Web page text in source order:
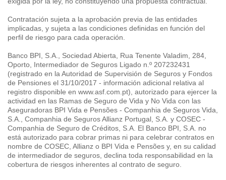
Contratación sujeta a la aprobación previa de las entidades
implicadas, y sujeta a las condiciones definidas en función del
perfil de riesgo para cada operación.
Banco BPI, S.A., Sociedad Abierta, Rua Tenente Valadim, 284,
Oporto, Intermediador de Seguros Ligado n.º 207232431
(registrado en la Autoridad de Supervisión de Seguros y Fondos
de Pensiones el 31/10/2017 - información adicional relativa al
registro disponible en www.asf.com.pt), autorizado para ejercer la
actividad en las Ramas de Seguro de Vida y No Vida con las
Aseguradoras BPI Vida e Pensões - Companhia de Seguros Vida,
S.A., Companhia de Seguros Allianz Portugal, S.A. y COSEC -
Companhia de Seguro de Créditos, S.A. El Banco BPI, S.A. no
está autorizado para cobrar primas ni para celebrar contratos en
nombre de COSEC, Allianz o BPI Vida e Pensões y, en su calidad
de intermediador de seguros, declina toda responsabilidad en la
cobertura de riesgos inherentes al contrato de seguro.
experiencia personalizada y para un mejor
rendimiento. Algunas cookies son esenciales y
garantizan una navegación y utilización
correcta y segura del sitio web. Las cookies
esenciales se pueden instalar sin el
consentimiento del usuario, ya que son
esenciales para el funcionamiento normal del
sitio web y desactivarlas puede impedir el uso
de algunas funciones del sitio web. Otras
cookies son opcionales y se utilizan con fines
de seguimiento y análisis estadístico (cookies
analíticas) o para personalizar la publicidad que
recibe (cookies publicitarias). Puedes registrar
tus preferencias en “Configurar cookies”.